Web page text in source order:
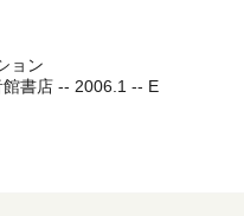
ョン
書店 -- 2006.1 -- E